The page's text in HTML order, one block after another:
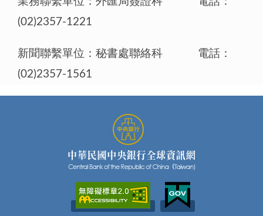
(02)2357-1221
新聞聯繫單位：秘書處聯絡科 電話：
(02)2357-1561